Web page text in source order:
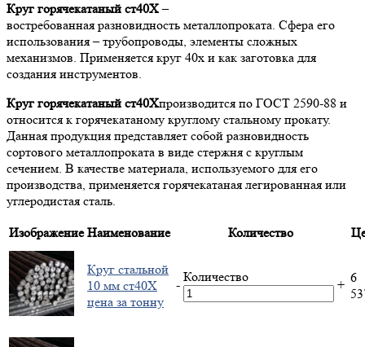
Круг горячекатаный ст40Х–
востребованная разновидность металлопроката. Сфера его
использования – трубопроводы, элементы сложных
механизмов. Применяется круг 40х и как заготовка для
создания инструментов.
Круг горячекатаный ст40Хпроизводится по ГОСТ 2590-88 и
относится к горячекатаному круглому стальному прокату.
Данная продукция представляет собой разновидность
сортового металлопроката в виде стержня с круглым
сечением. В качестве материала, используемого для его
производства, применяется горячекатаная легированная или
углеродистая сталь.
Изображение Наименование Количество
Круг стальной
10 мм ст40Х
цена за тонну
-
Количество
+ 6